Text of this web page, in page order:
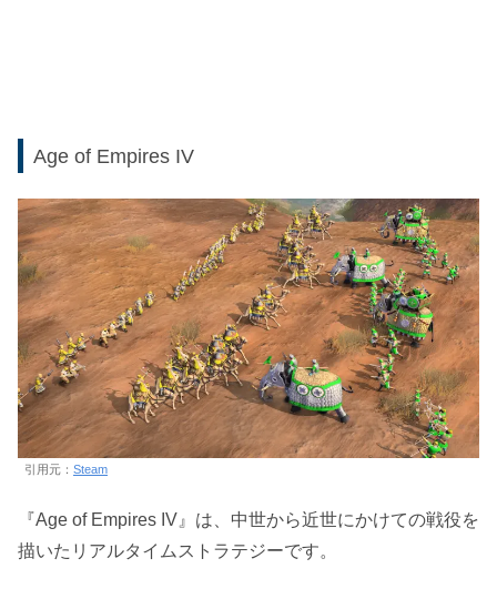
Age of Empires IV
引用元： Steam
『Age of Empires IV』は、中世から近世にかけての戦役を
描いたリアルタイムストラテジーです。